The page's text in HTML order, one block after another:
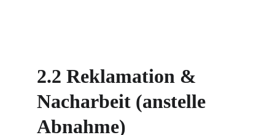
2.2 Reklamation &
Nacharbeit (anstelle
Abnahme)